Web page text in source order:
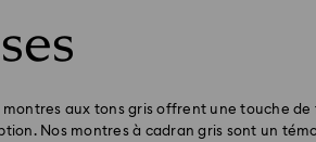
aux tons gris offrent une touche
Nos montres à cadran gris sont un